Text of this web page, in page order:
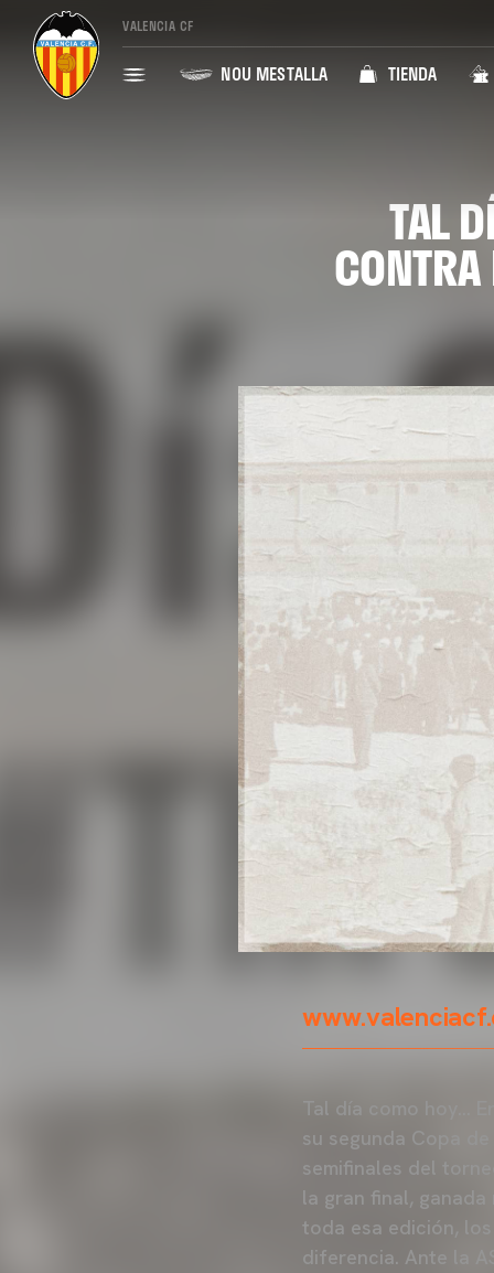
VALENCIA CF
NOU MESTALLA TIENDA
TAL
Tal día como hoy…
su segunda Copa
semifinales del
la gran final,
toda esa edición,
diferencia. Ante la